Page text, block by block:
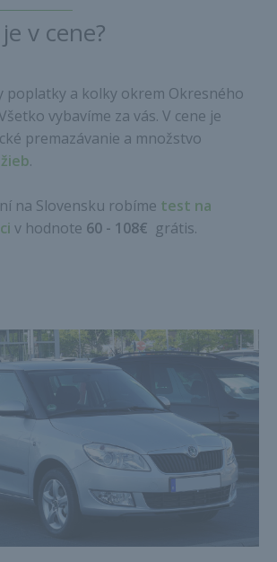
v cene?
poplatky a kolky okrem Okresného
vybavíme za vás. V cene je
premazávanie a množstvo
.
na Slovensku robíme test na
v hodnote 60 - 108€ grátis.